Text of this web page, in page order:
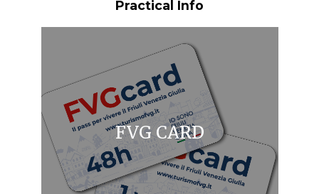
Practical Info
FVG CARD